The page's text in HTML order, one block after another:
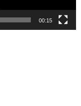
00:15